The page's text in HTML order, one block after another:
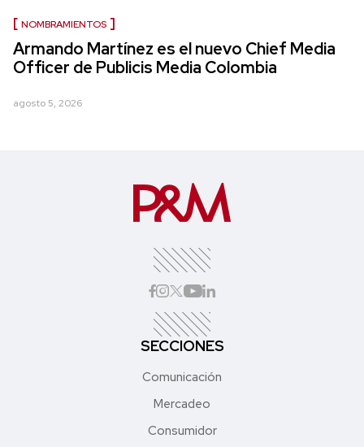
NOMBRAMIENTOS
Armando Martínez es el nuevo Chief Media
Officer de Publicis Media Colombia
agosto 5, 2026
SECCIONES
Comunicación
Mercadeo
Consumidor